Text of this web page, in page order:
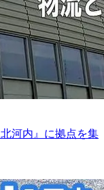
河内』に拠点を集